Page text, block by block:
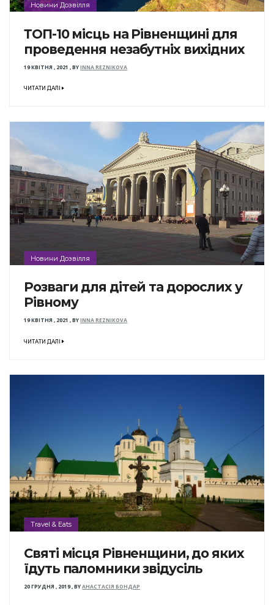
Новини Дозвілля
ТОП-10 місць на Рівненщині для
проведення незабутніх вихідних
19 КВІТНЯ , 2021 ,BYINNA REZNIKOVA
ЧИТАТИ ДАЛІ
Новини Дозвілля
Розваги для дітей та дорослих у
Рівному
19 КВІТНЯ , 2021 ,BYINNA REZNIKOVA
ЧИТАТИ ДАЛІ
Travel & Eats
Святі місця Рівненщини, до яких
їдуть паломники звідусіль
20 ГРУДНЯ , 2019,BYАНАСТАСІЯ БОНДАР